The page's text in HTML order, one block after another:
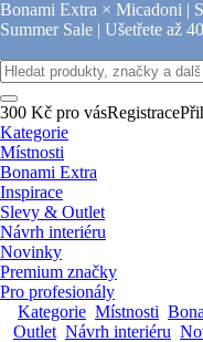
Bonami Extra × Micadoni |
Summer Sale | Ušetřete až
300 Kč pro vásRegistrace
Kategorie
Místnosti
Bonami Extra
Inspirace
Slevy & Outlet
Návrh interiéru
Novinky
Premium značky
Pro profesionály
Kategorie Místnosti
Outlet Návrh interiéru